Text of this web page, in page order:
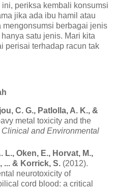
ini, periksa kembali konsumsi
jika ada ibu hamil atau
berbagai jenis
satu jenis. Mari kita
perisai terhadap racun tak
C. G., Patlolla, A. K., &
metal toxicity and the
Clinical and Environmental
L., Oken, E., Horvat, M.,
... & Korrick, S. (2012).
neurotoxicity of
cord blood: a critical